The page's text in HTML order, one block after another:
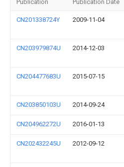
Publication Publication Date
CN201338724Y 2009-11-04
CN203979874U 2014-12-03
CN204477683U 2015-07-15
CN203850103U 2014-09-24
CN204962272U 2016-01-13
CN202432245U 2012-09-12